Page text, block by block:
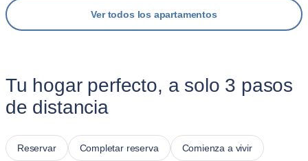
Ver todos los apartamentos
Tu hogar perfecto, a solo 3 pasos
de distancia
Reservar Completar reserva Comienza a vivir